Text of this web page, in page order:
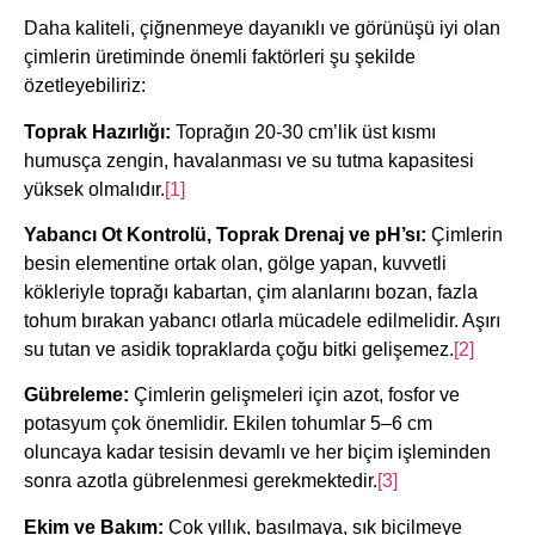
Daha kaliteli, çiğnenmeye dayanıklı ve görünüşü iyi olan
çimlerin üretiminde önemli faktörleri şu şekilde
özetleyebiliriz:
Toprak Hazırlığı: Toprağın 20-30 cm’lik üst kısmı
humusça zengin, havalanması ve su tutma kapasitesi
yüksek olmalıdır.[1]
Yabancı Ot Kontrolü, Toprak Drenaj ve pH’sı: Çimlerin
besin elementine ortak olan, gölge yapan, kuvvetli
kökleriyle toprağı kabartan, çim alanlarını bozan, fazla
tohum bırakan yabancı otlarla mücadele edilmelidir. Aşırı
su tutan ve asidik topraklarda çoğu bitki gelişemez.[2]
Gübreleme: Çimlerin gelişmeleri için azot, fosfor ve
potasyum çok önemlidir. Ekilen tohumlar 5–6 cm
oluncaya kadar tesisin devamlı ve her biçim işleminden
sonra azotla gübrelenmesi gerekmektedir. [3]
Ekim ve Bakım: Çok yıllık, basılmaya, sık biçilmeye